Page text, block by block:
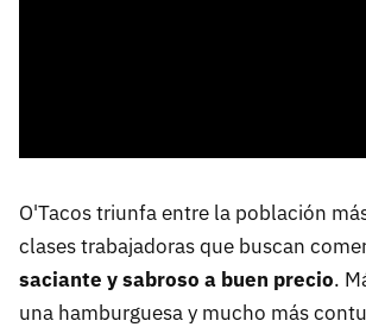
O'Tacos triunfa entre la población
clases trabajadoras que buscan
saciante y sabroso a buen precio.
una hamburguesa y mucho más